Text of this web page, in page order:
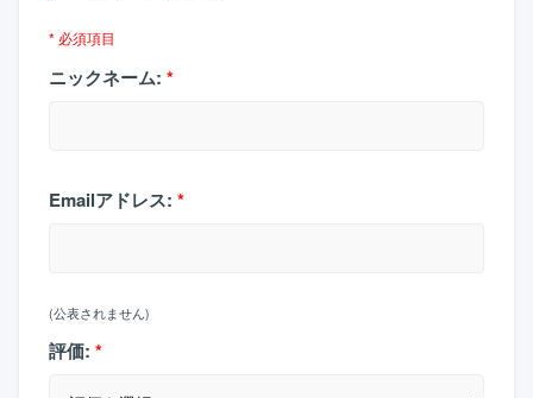
* 必須項目
ニックネーム: *
Emailアドレス: *
(公表されません)
評価: *